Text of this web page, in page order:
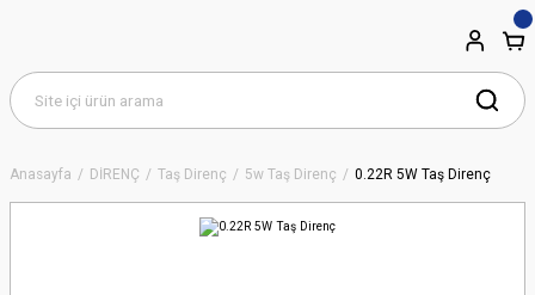
Anasayfa DİRENÇ Taş Direnç 5w Taş Direnç 0.22R 5W Taş Direnç